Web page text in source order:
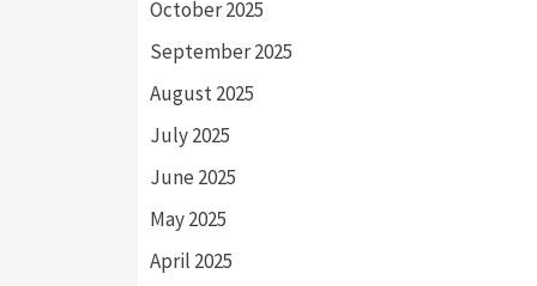
October 2025
September 2025
August 2025
July 2025
June 2025
May 2025
April 2025